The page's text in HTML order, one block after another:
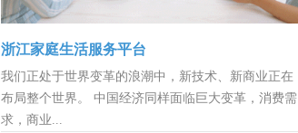
浙江家庭生活服务平台
我们正处于世界变革的浪潮中，新技术、新商业正在
布局整个世界。 中国经济同样面临巨大变革，消费需
求，商业...